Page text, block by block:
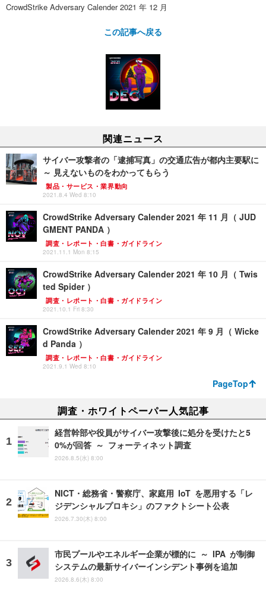
CrowdStrike Adversary Calender 2021 年 12 月
この記事へ戻る
関連ニュース
サイバー攻撃者の「逮捕写真」の交通広告が都内主要駅に
～ 見えないものをわかってもらう
製品・サービス・業界動向
2021.8.4 Wed 8:10
CrowdStrike Adversary Calender 2021 年 11 月（ JUD
GMENT PANDA ）
調査・レポート・白書・ガイドライン
2021.11.1 Mon 8:15
CrowdStrike Adversary Calender 2021 年 10 月（ Twis
ted Spider ）
調査・レポート・白書・ガイドライン
2021.10.1 Fri 8:30
CrowdStrike Adversary Calender 2021 年 9 月（ Wicke
d Panda ）
調査・レポート・白書・ガイドライン
2021.9.1 Wed 8:10
PageTop
調査・ホワイトペーパー人気記事
経営幹部や役員がサイバー攻撃後に処分を受けたと5
0%が回答 ～ フォーティネット調査
2026.8.5(水) 8:00
NICT・総務省・警察庁、家庭用 IoT を悪用する「レ
ジデンシャルプロキシ」のファクトシート公表
2026.7.30(木) 8:00
市民プールやエネルギー企業が標的に ～ IPA が制御
システムの最新サイバーインシデント事例を追加
2026.8.6(木) 8:00